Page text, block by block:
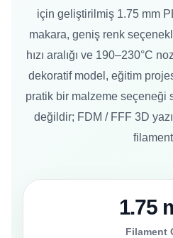
için geliştirilmiş 1.75 mm
makara, geniş renk
hızı aralığı ve 190–230°C
dekoratif model, eğitim
pratik bir malzeme seçeneği
değildir; FDM / FFF 3D
1.75
Filament